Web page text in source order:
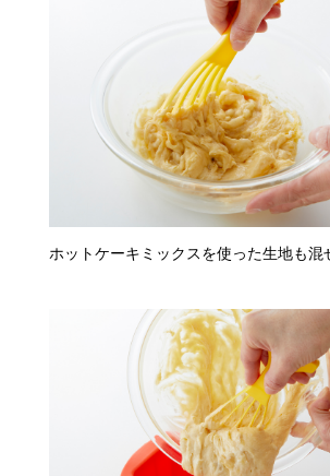
ホットケーキミックスを使った生地も混